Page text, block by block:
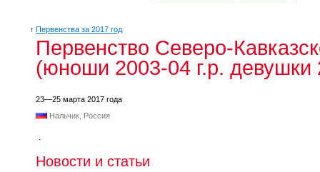
↑ Первенства за 2017 год
Первенство Северо-
(юноши 2003-04 г.р. девушки
23—25 марта 2017 года
Нальчик, Россия
.
Новости и статьи